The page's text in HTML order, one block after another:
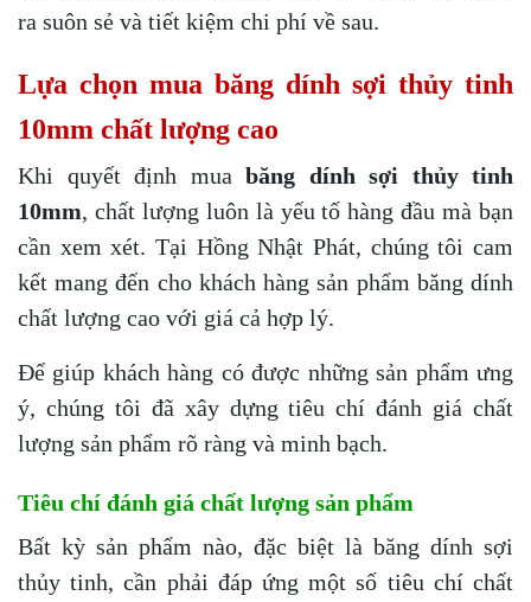
ra suôn sẻ và tiết kiệm chi phí về sau.
Lựa chọn mua băng dính sợi thủy tinh
10mm chất lượng cao
Khi quyết định mua băng dính sợi thủy tinh
10mm, chất lượng luôn là yếu tố hàng đầu mà bạn
cần xem xét. Tại Hồng Nhật Phát, chúng tôi cam
kết mang đến cho khách hàng sản phẩm băng dính
chất lượng cao với giá cả hợp lý.
Để giúp khách hàng có được những sản phẩm ưng
ý, chúng tôi đã xây dựng tiêu chí đánh giá chất
lượng sản phẩm rõ ràng và minh bạch.
Tiêu chí đánh giá chất lượng sản phẩm
Bất kỳ sản phẩm nào, đặc biệt là băng dính sợi
thủy tinh, cần phải đáp ứng một số tiêu chí chất